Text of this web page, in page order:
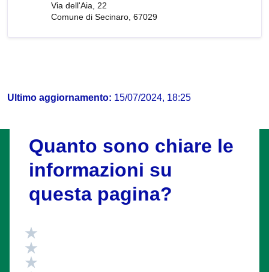
Via dell'Aia, 22
Comune di Secinaro, 67029
Ultimo aggiornamento: 15/07/2024, 18:25
Quanto sono chiare le
informazioni su
questa pagina?
Valuta 5 stelle su 5
Valuta 4 stelle su 5